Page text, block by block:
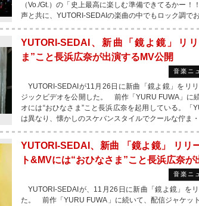
（Vo./Gt.）の「史上最高に楽しむ準備できてるかー
声と共に、YUTORI-SEDAIの楽曲の中でもロック調で
YUTORI-SEDAI、新曲「鏡よ鏡」リ
ま”こと長浜広奈が出演するMV公開
音楽ニ
YUTORI-SEDAIが11月26日に新曲「鏡よ鏡」をリ
ジックビデオを公開した。 前作「YURU FUWA」に
オには“おひなさま”こと長浜広奈を起用している。「
は異なり、懐かしのスケバンスタイルでクールな佇ま・
YUTORI-SEDAI、新曲 「鏡よ鏡」 リ
ト&MVには“おひなさま”こと長浜広奈が
音楽ニ
YUTORI-SEDAIが、11月26日に新曲「鏡よ鏡」を
た。 前作「YURU FUWA」に続いて、配信ジャケッ